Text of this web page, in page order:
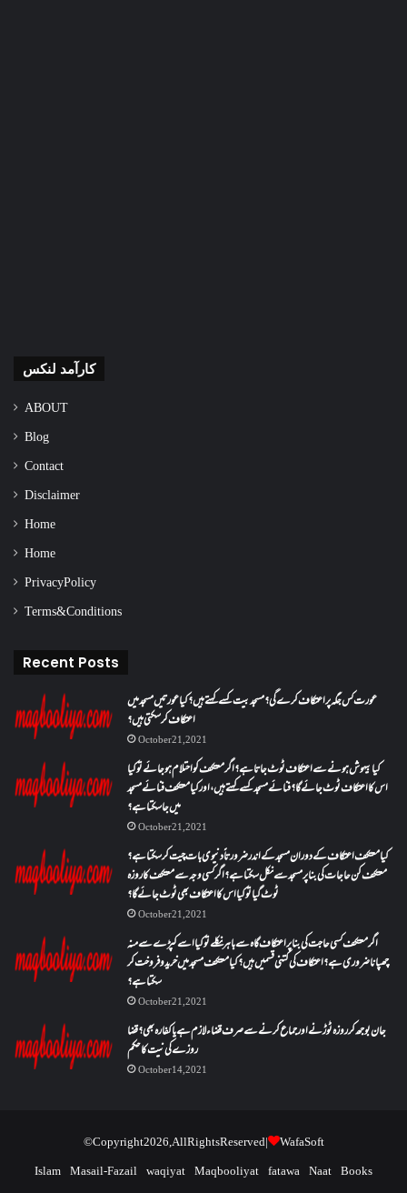
کارآمد لنکس
ABOUT
Blog
Contact
Disclaimer
Home
Home
Privacy Policy
Terms & Conditions
Recent Posts
عورت کس جگہ پر اعتکاف کرے گی؟مسجد بیت کسے کہتے ہیں؟کیا عورتیں مسجد میں
اعتکاف کر سکتی ہیں؟
October 21, 2021
کیا بیہوش ہونے سے اعتکاف ٹوٹ جاتا ہے؟ اگر معتکف کو احتلام ہو جائے تو کیا
اس کا اعتکاف ٹوٹ جائے گا؟فنائے مسجد کسے کہتے ہیں ، اور کیا معتکف فنائے مسجد
میں جا سکتا ہے؟
October 21, 2021
کیا معتکف اعتکاف کے دوران مسجد کے اندر ضرورتاً دنیوی بات چیت کر سکتا ہے؟
معتکف کن حاجات کی بنا پر مسجد سے نکل سکتا ہے؟ اگر کسی وجہ سے معتکف کا روزہ
ٹوٹ گیا تو کیا اس کا اعتکاف بھی ٹوٹ جائے گا؟
October 21, 2021
اگر معتکف کسی حاجت کی بنا پر اعتکاف گاہ سے باہر نکلے تو کیا اسے کپڑے سے منہ
چھپانا ضروری ہے؟اعتکاف کی کتنی قسمیں ہیں؟کیا معتکف مسجد میں خرید و فروخت کر
سکتا ہے؟
October 21, 2021
جان بوجھ کر روزہ ٹوڑنے اور جماع کرنے سے صرف قضاء لازم ہے یا کفارہ بھی؟ قضا
روزے کی نیت کا حکم
October 14, 2021
© Copyright 2026, All Rights Reserved |
WafaSoft
Islam Masail-Fazail waqiyat Maqbooliyat fatawa Naat Books